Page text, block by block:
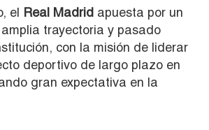
el Real Madrid apuesta por un
trayectoria y pasado
con la misión de liderar
deportivo de largo plazo en
gran expectativa en la